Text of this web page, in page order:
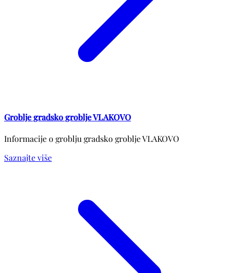
Groblje gradsko groblje VLAKOVO
Informacije o groblju gradsko groblje VLAKOVO
Saznajte više